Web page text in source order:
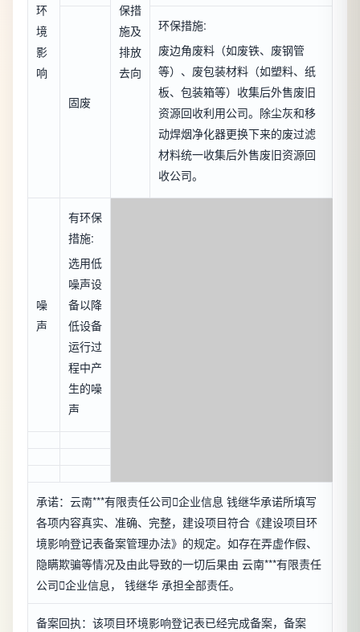
环
境
影
响
保措
施及
排放
去向
固废
环保措施:
废边角废料（如废铁、废钢管
等）、废包装材料（如塑料、纸
板、包装箱等）收集后外售废旧
资源回收利用公司。除尘灰和移
动焊烟净化器更换下来的废过滤
材料统一收集后外售废旧资源回
收公司。
噪
声
有环保
措施:
选用低
噪声设
备以降
低设备
运行过
程中产
生的噪
声
承诺：云南***有限责任公司企业信息 钱继华承诺所填写
各项内容真实、准确、完整，建设项目符合《建设项目环
境影响登记表备案管理办法》的规定。如存在弄虚作假、
隐瞒欺骗等情况及由此导致的一切后果由 云南***有限责任
公司企业信息， 钱继华 承担全部责任。
备案回执：该项目环境影响登记表已经完成备案，备案